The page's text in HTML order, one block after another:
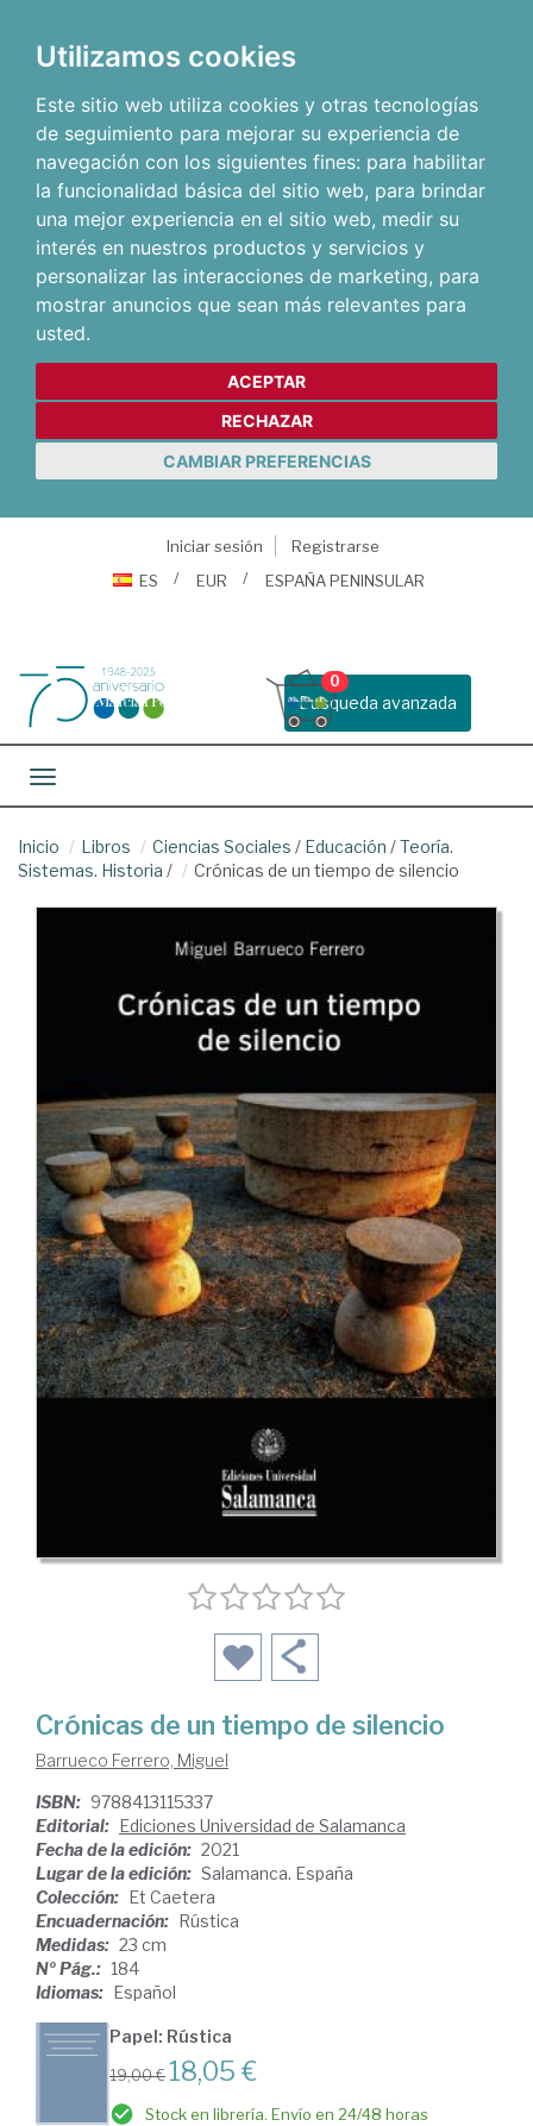
Utilizamos cookies
Este sitio web utiliza cookies y otras tecnologías
de seguimiento para mejorar su experiencia de
navegación con los siguientes fines: para habilitar
la funcionalidad básica del sitio web, para brindar
una mejor experiencia en el sitio web, medir su
interés en nuestros productos y servicios y
personalizar las interacciones de marketing, para
mostrar anuncios que sean más relevantes para
usted.
ACEPTAR
RECHAZAR
CAMBIAR PREFERENCIAS
Iniciar sesión
Registrarse
ES
EUR ESPAÑA PENINSULAR
Busqueda avanzada
0
Toggle navigation
Inicio Libros Ciencias Sociales / Educación /Teoría.
Sistemas. Historia / Crónicas de un tiempo de silencio
Crónicas de un tiempo de silencio
Barrueco Ferrero, Miguel
ISBN: 9788413115337
Editorial: Ediciones Universidad de Salamanca
Fecha de la edición: 2021
Lugar de la edición: Salamanca. España
Colección: Et Caetera
Encuadernación: Rústica
Medidas: 23 cm
Nº Pág.: 184
Idiomas: Español
Papel: Rústica
19,00 € 18,05 €
Stock en librería. Envío en 24/48 horas